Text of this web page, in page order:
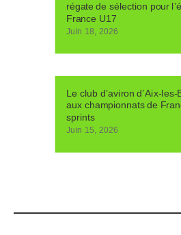
régate de sélection pour
France U17
Juin 18, 2026
Le club d’aviron d’Aix-
aux championnats de
sprints
Juin 15, 2026